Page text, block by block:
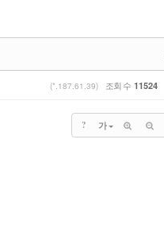
(*.187.61.39) 조회 수 11524
? 가